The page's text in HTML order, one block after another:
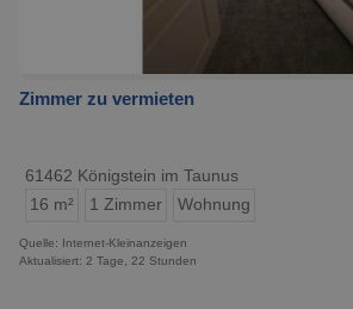
Zimmer zu vermieten
61462 Königstein im Taunus
16 m²
1 Zimmer Wohnung
Quelle: Internet-Kleinanzeigen
Aktualisiert: 2 Tage, 22 Stunden